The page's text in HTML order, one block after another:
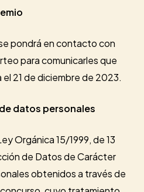
pondrá en contacto con
para comunicarles que
21 de diciembre de 2023.
datos personales
Orgánica 15/1999, de 13
de Datos de Carácter
obtenidos a través de